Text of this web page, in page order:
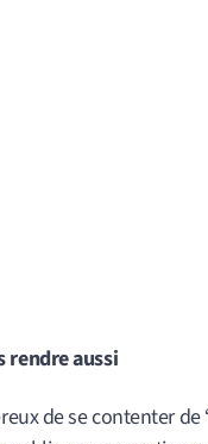
rendre aussi
de se contenter de